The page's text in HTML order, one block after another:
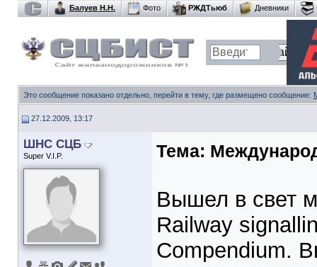
Балуев Н.Н. Фото РЖДТьюб Дневники
Это сообщение показано отдельно, перейти в тему, где размещено сообщение:
27.12.2009, 13:17
ШНС СЦБ
Super V.I.P. Тема:
Вышел в свет
Railway
Compendium.